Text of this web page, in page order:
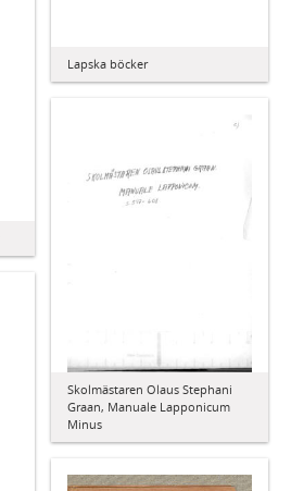
Lapska böcker
Skolmästaren Olaus Stephani
Graan, Manuale Lapponicum
Minus